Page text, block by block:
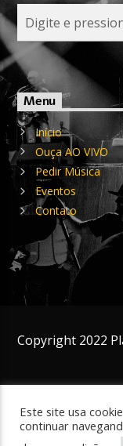
Menu
Início
Ouça AO VIVO
Pedir Música
Eventos
Contato
Copyright 2022
Este site usa
continuar